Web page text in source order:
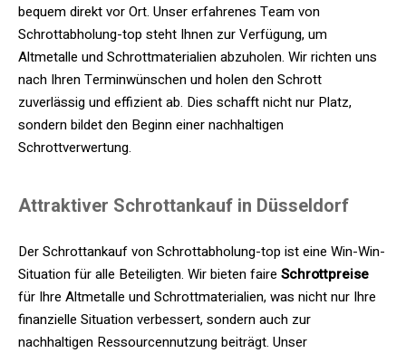
bequem direkt vor Ort. Unser erfahrenes Team von
Schrottabholung-top steht Ihnen zur Verfügung, um
Altmetalle und Schrottmaterialien abzuholen. Wir richten uns
nach Ihren Terminwünschen und holen den Schrott
zuverlässig und effizient ab. Dies schafft nicht nur Platz,
sondern bildet den Beginn einer nachhaltigen
Schrottverwertung.
Attraktiver Schrottankauf in Düsseldorf
Der Schrottankauf von Schrottabholung-top ist eine Win-Win-
Situation für alle Beteiligten. Wir bieten faire Schrottpreise
für Ihre Altmetalle und Schrottmaterialien, was nicht nur Ihre
finanzielle Situation verbessert, sondern auch zur
nachhaltigen Ressourcennutzung beiträgt. Unser